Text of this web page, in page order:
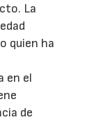
La
quien ha
en el
de